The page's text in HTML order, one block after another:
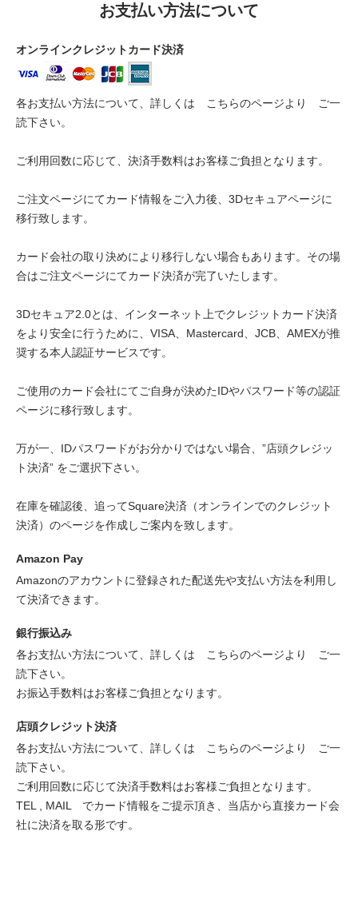
お支払い方法について
オンラインクレジットカード決済
各お支払い方法について、詳しくは こちらのページより
ご一
読下さい。
ご利用回数に応じて、決済手数料はお客様ご負担となります。
ご注文ページにてカード情報をご入力後、3Dセキュアページに
移行致します。
カード会社の取り決めにより移行しない場合もあります。その場
合はご注文ページにてカード決済が完了いたします。
3Dセキュア2.0とは、インターネット上でクレジットカード決済
をより安全に行うために、VISA、Mastercard、JCB、AMEXが推
奨する本人認証サービスです。
ご使用のカード会社にてご自身が決めたIDやパスワード等の認証
ページに移行致します。
万が一、IDパスワードがお分かりではない場合、”店頭クレジッ
ト決済” をご選択下さい。
在庫を確認後、追ってSquare決済（オンラインでのクレジット
決済）のページを作成しご案内を致します。
Amazon Pay
Amazonのアカウントに登録された配送先や支払い方法を利用し
て決済できます。
銀行振込み
各お支払い方法について、詳しくは
こちらのページより
ご一
読下さい。
お振込手数料はお客様ご負担となります。
店頭クレジット決済
各お支払い方法について、詳しくは
こちらのページより
ご一
読下さい。
ご利用回数に応じて決済手数料はお客様ご負担となります。
TEL , MAIL でカード情報をご提示頂き、当店から直接カード会
社に決済を取る形です。